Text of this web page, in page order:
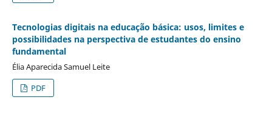
Tecnologias digitais na educação básica: usos, limites e
possibilidades na perspectiva de estudantes do ensino
fundamental
Élia Aparecida Samuel Leite
PDF